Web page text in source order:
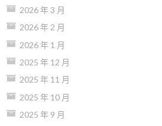
2026 年 3 月
2026 年 2 月
2026 年 1 月
2025 年 12 月
2025 年 11 月
2025 年 10 月
2025 年 9 月